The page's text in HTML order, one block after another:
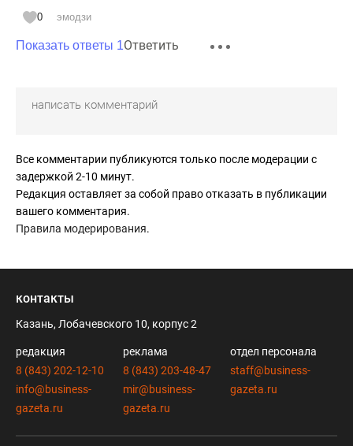
0 эмодзи
Показать ответы 1Ответить
Все комментарии публикуются только после модерации с
задержкой 2-10 минут.
Редакция оставляет за собой право отказать в публикации
вашего комментария.
Правила модерирования.
контакты
Казань, Лобачевского 10, корпус 2
редакция
8 (843) 202-12-10
info@business-
gazeta.ru
реклама
8 (843) 203-48-47
mir@business-
gazeta.ru
отдел персонала
staff@business-
gazeta.ru